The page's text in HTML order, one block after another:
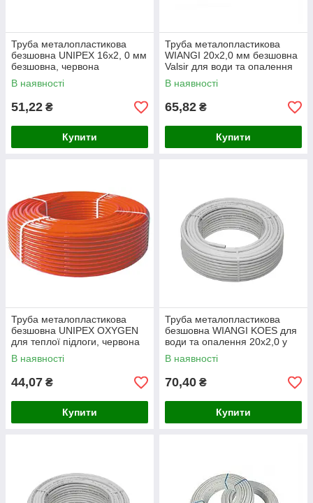
Труба металопластикова
безшовна UNIPEX 16х2, 0 мм
безшовна, червона
В наявності
51,22 ₴
Купити
Труба металопластикова
WIANGI 20х2,0 мм безшовна
Valsir для води та опалення
В наявності
65,82 ₴
Купити
Труба металопластикова
безшовна UNIPEX OXYGEN
для теплої підлоги, червона
16х2,0 мм
В наявності
44,07 ₴
Купити
Труба металопластикова
безшовна WIANGI KOES для
води та опалення 20х2,0 у
картоні.
В наявності
70,40 ₴
Купити